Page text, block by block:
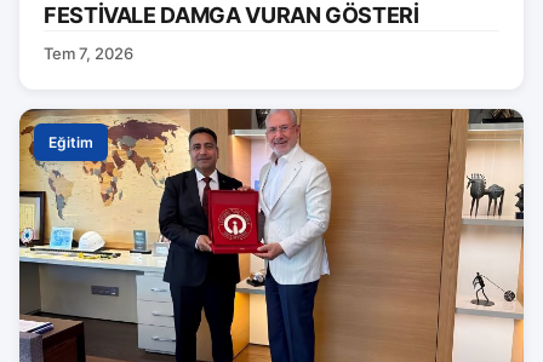
FESTİVALE DAMGA VURAN GÖSTERİ
Tem 7, 2026
Eğitim